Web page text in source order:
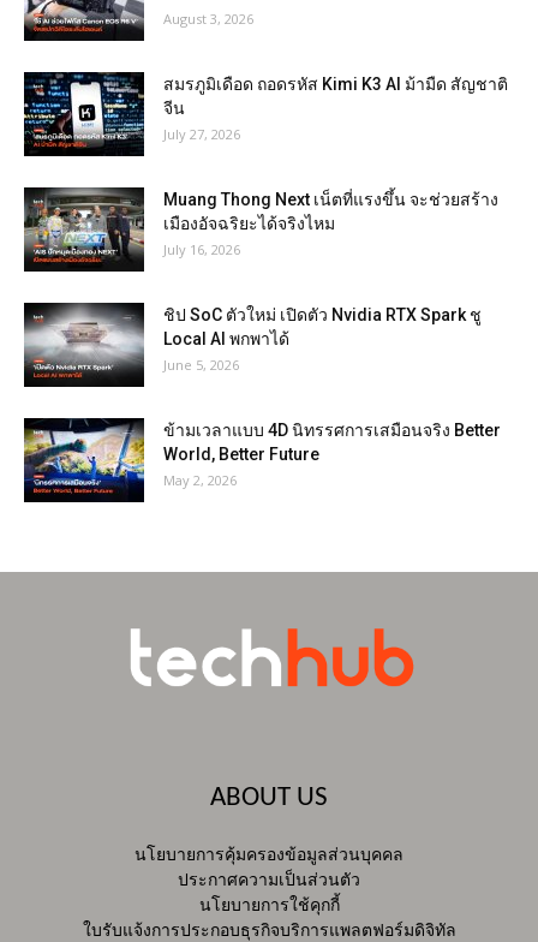
August 3, 2026
สมรภูมิเดือด ถอดรหัส Kimi K3 AI ม้ามืด สัญชาติ
จีน
July 27, 2026
Muang Thong Next เน็ตที่แรงขึ้น จะช่วยสร้าง
เมืองอัจฉริยะได้จริงไหม
July 16, 2026
ชิป SoC ตัวใหม่ เปิดตัว Nvidia RTX Spark ชู
Local AI พกพาได้
June 5, 2026
ข้ามเวลาแบบ 4D นิทรรศการเสมือนจริง Better
World, Better Future
May 2, 2026
ABOUT US
นโยบายการคุ้มครองข้อมูลส่วนบุคคล
ประกาศความเป็นส่วนตัว
นโยบายการใช้คุกกี้
ใบรับแจ้งการประกอบธุรกิจบริการแพลตฟอร์มดิจิทัล